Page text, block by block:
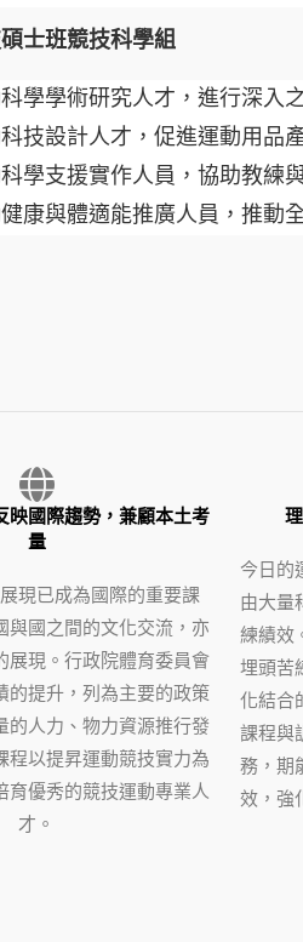
士班競技科學組
學學術研究人才，進行深入
技設計人才，促進運動用品
學支援實作人員，協助教練
康與體適能推廣人員，推動
映國際趨勢，兼顧本土考
量
現已成為國際的重要課
與國之間的文化交流，亦
展現。行政院體育委員會
的提升，列為主要的政策
的人力、物力資源推行發
程以提昇運動競技實力為
育優秀的競技運動專業人
才。
今日的
由大量
練績效
埋頭苦
化結合
課程與
務，期
效，強